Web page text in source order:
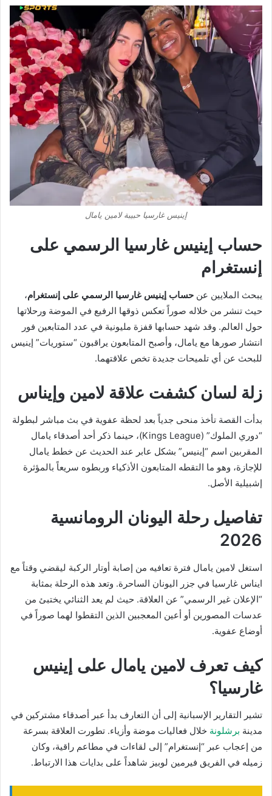
إينيس غارسيا حبيبة لامين يامال
حساب إينيس غارسيا الرسمي على
إنستغرام
يبحث الملايين عن حساب إينيس غارسيا الرسمي على إنستغرام،
حيث تنشر من خلاله صوراً تعكس ذوقها الرفيع في الموضة ورحلاتها
حول العالم. وقد شهد حسابها قفزة مليونية في عدد المتابعين فور
انتشار صورها مع يامال، وأصبح المتابعون يراقبون “ستوريات” إينيس
للبحث عن أي تلميحات جديدة تخص علاقتهما.
زلة لسان كشفت علاقة لامين وإيناس
بدأت القصة تأخذ منحى جدياً بعد لحظة عفوية في بث مباشر لبطولة
“دوري الملوك” (Kings League)، حينما ذكر أحد أصدقاء يامال
المقربين اسم “إينيس” بشكل عابر عند الحديث عن خطط يامال
للإجازة، وهو ما التقطه المتابعون الأذكياء وربطوه سريعاً بالمؤثرة
إشبيلية الأصل.
تفاصيل رحلة اليونان الرومانسية
2026
استغل لامين يامال فترة تعافيه من إصابة أوتار الركبة ليقضي وقتاً مع
ايناس غارسيا في جزر اليونان الساحرة. وتعد هذه الرحلة بمثابة
“الإعلان غير الرسمي” عن العلاقة. حيث لم يعد الثنائي يختبئ من
عدسات المصورين أو أعين المعجبين الذين التقطوا لهما صوراً في
أوضاع عفوية.
كيف تعرف لامين يامال على إينيس
غارسيا؟
تشير التقارير الإسبانية إلى أن التعارف بدأ عبر أصدقاء مشتركين في
مدينة برشلونة خلال فعاليات موضة وأزياء. تطورت العلاقة بسرعة
من إعجاب عبر “إنستغرام” إلى لقاءات في مطاعم راقية، وكان
زميله في الفريق فيرمين لوبيز شاهداً على بدايات هذا الارتباط.